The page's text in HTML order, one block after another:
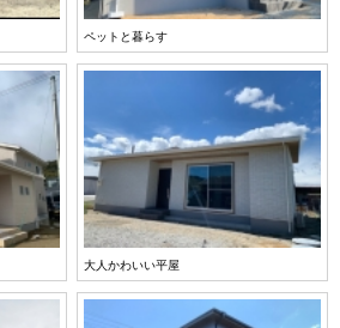
ペットと暮らす
大人かわいい平屋